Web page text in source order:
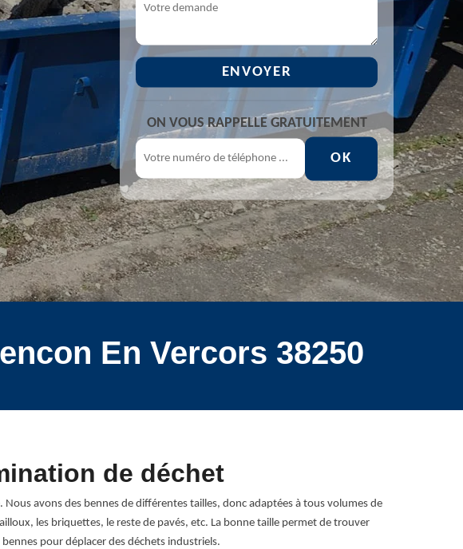
ON VOUS RAPPELLE GRATUITEMENT
En Vercors 38250
de déchet
avons des bennes de différentes tailles, donc adaptées à tous volumes de
les briquettes, le reste de pavés, etc. La bonne taille permet de trouver
pour déplacer des déchets industriels.